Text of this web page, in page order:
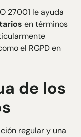
27001 le ayuda
en términos
el RGPD en
de los
regular y una